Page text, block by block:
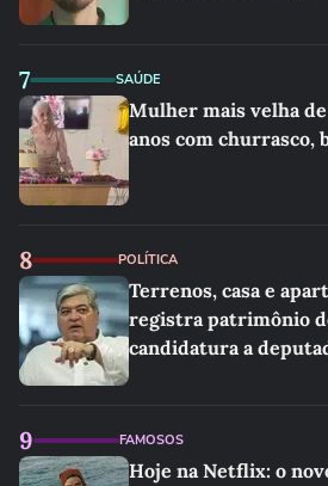
7 SAÚDE
Mulher mais velha de
anos com churrasco,
8 POLÍTICA
Terrenos, casa e
registra patrimônio
candidatura a
9 FAMOSOS
Hoje na Netflix: o